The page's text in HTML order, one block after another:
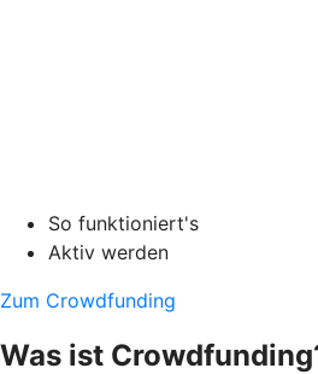
So funktioniert's
Aktiv werden
Zum Crowdfunding
Was ist